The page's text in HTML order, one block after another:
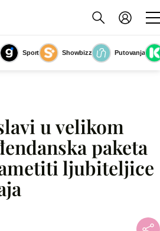
Sport Showbizz
Putovanja
Slika nije dostupna
u velikom
paketa
ljubiteljice